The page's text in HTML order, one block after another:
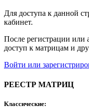
Для доступа к данной
кабинет.
После регистрации или
доступ к матрицам и
Войти или
РЕЕСТР МАТРИЦ
Классические: